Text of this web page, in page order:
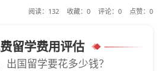
阅读： 132 收藏： 0 评论： 0 点赞： 0
留学费用评估
出国留学要花多少钱？